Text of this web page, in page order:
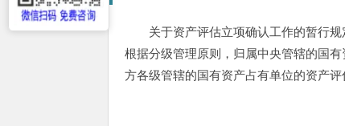
关于资产评估立项确认工作的暂行
根据分级管理原则，归属中央管辖的国
方各级管辖的国有资产占有单位的资产